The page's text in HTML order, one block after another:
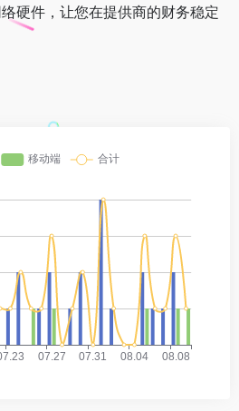
硬件，让您在提供商的财务稳定